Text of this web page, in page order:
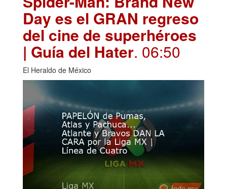
Day es el GRAN regreso
del cine de superhéroes
| Guía del Hater. 06:50
El Heraldo de México